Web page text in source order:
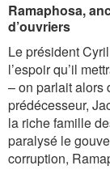
Ramaphosa,
d’ouvriers
Le président
l’espoir qu’il
– on parlait alors
prédécesseur,
la riche famille
paralysé le
corruption,